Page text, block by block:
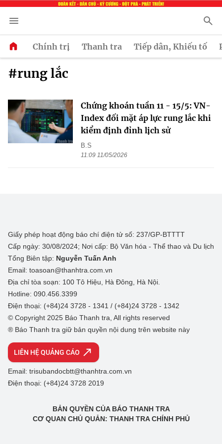
Chính trị Thanh tra Tiếp dân, Khiếu tố
#rung lắc
Chứng khoán tuần 11 - 15/5: VN-
Index đối mặt áp lực rung lắc khi
kiểm định đỉnh lịch sử
B.S
11:09 11/05/2026
Giấy phép hoạt động báo chí điện tử số: 237/GP-BTTTT
Cấp ngày: 30/08/2024; Nơi cấp: Bộ Văn hóa - Thể thao và Du lịch
Tổng Biên tập: Nguyễn Tuấn Anh
Email: toasoan@thanhtra.com.vn
Địa chỉ tòa soạn: 100 Tô Hiệu, Hà Đông, Hà Nội.
Hotline: 090.456.3399
Điện thoại: (+84)24 3728 - 1341 / (+84)24 3728 - 1342
© Copyright 2025 Báo Thanh tra, All rights reserved
® Báo Thanh tra giữ bản quyền nội dung trên website này
LIÊN HỆ QUẢNG CÁO
Email: trisubandocbtt@thanhtra.com.vn
Điện thoại: (+84)24 3728 2019
BẢN QUYỀN CỦA BÁO THANH TRA
CƠ QUAN CHỦ QUẢN: THANH TRA CHÍNH PHỦ